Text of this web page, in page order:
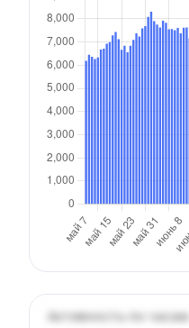
Активность по часам